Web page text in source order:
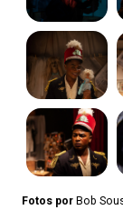
Fotos por Bob